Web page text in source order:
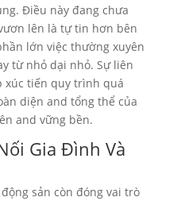
Điều này đang chưa
lên là tự tin hơn bên
lớn việc thường xuyên
từ nhỏ dại nhỏ. Sự liên
xúc tiến quy trình quá
diện and tổng thể của
and vững bền.
Gia Đình Và
sản còn đóng vai trò